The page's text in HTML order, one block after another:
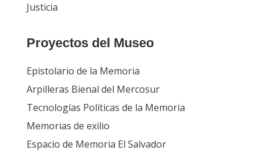
Justicia
Proyectos del Museo
Epistolario de la Memoria
Arpilleras Bienal del Mercosur
Tecnologías Políticas de la Memoria
Memorias de exilio
Espacio de Memoria El Salvador